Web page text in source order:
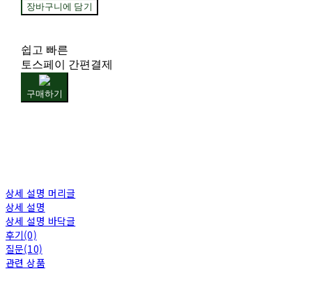
장바구니에 담기
쉽고 빠른
토스페이 간편결제
구매하기
상세 설명 머리글
상세 설명
상세 설명 바닥글
후기(0)
질문(10)
관련 상품